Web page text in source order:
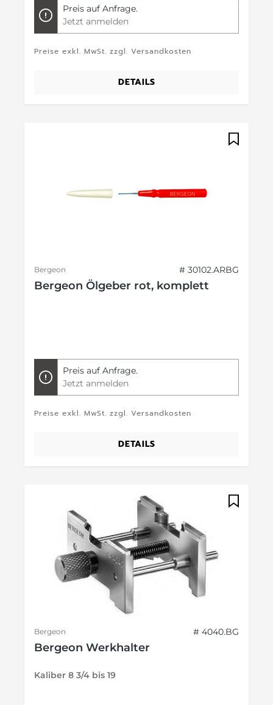
Preis auf Anfrage.
Jetzt anmelden
Preise exkl. MwSt. zzgl. Versandkosten
DETAILS
Bergeon # 30102.ARBG
Bergeon Ölgeber rot, komplett
Preis auf Anfrage.
Jetzt anmelden
Preise exkl. MwSt. zzgl. Versandkosten
DETAILS
Bergeon # 4040.BG
Bergeon Werkhalter
Kaliber 8 3/4 bis 19